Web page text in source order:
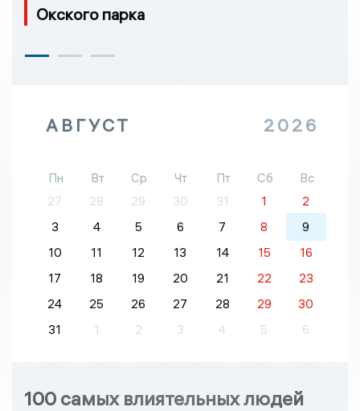
Окского парка
АВГУСТ 2026
Пн Вт Ср Чт Пт Сб
Вс
27
28 29 30 31 1
2
3
4 5 6 7 8
9
10
11 12 13 14 15
16
17
18 19 20 21 22
23
24
25 26 27 28 29
30
31
1 2 3 4 5 6
100 самых влиятельных людей